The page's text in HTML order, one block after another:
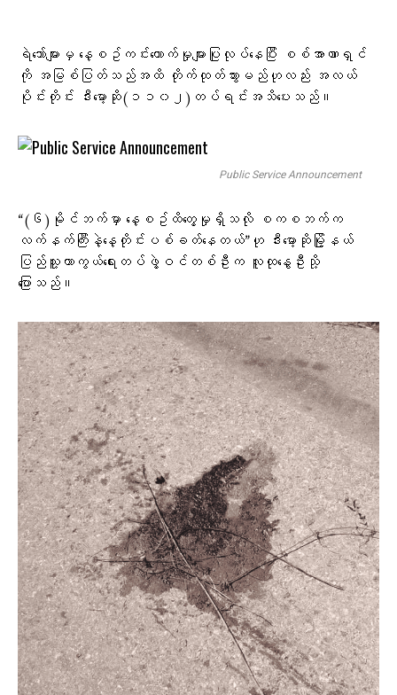
ရဲဘော်များမှ နေ့စဥ်ကင်းထောက်မှုများပြုလုပ်နေပြီး စစ်အာဏာရှင်
ကို အမြစ်ပြတ်သည်အထိ တိုက်ထုတ်သွားမည်ဟုလည်း အလယ်
ပိုင်းတိုင်း ဒီးမော့ဆို(၁၁၀၂)တပ်ရင်းအသိပေးသည်။
Public Service Announcement
“(၆)မိုင်ဘက်မှာ နေ့စဥ်ထိတွေ့မှုရှိသလို စကစဘက်က
လက်နက်ကြီးနဲ့နေ့တိုင်းပစ်ခတ်နေတယ်”ဟု ဒီးမော့ဆိုမြို့နယ်
ပြည်သူ့ကာကွယ်ရေးတပ်ဖွဲ့ဝင်တစ်ဦးက လူထုနွေဦးသို့
ပြောသည်။